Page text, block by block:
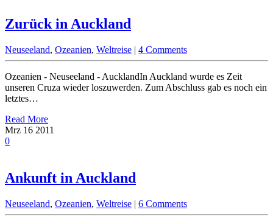
Zurück in Auckland
Neuseeland, Ozeanien, Weltreise | 4 Comments
Ozeanien - Neuseeland - AucklandIn Auckland wurde es Zeit
unseren Cruza wieder loszuwerden. Zum Abschluss gab es noch ein
letztes…
Read More
Mrz 16 2011
0
Ankunft in Auckland
Neuseeland, Ozeanien, Weltreise | 6 Comments